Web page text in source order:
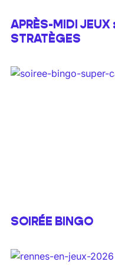
APRÈS-MIDI
STRATÈGES
SOIRÉE BINGO